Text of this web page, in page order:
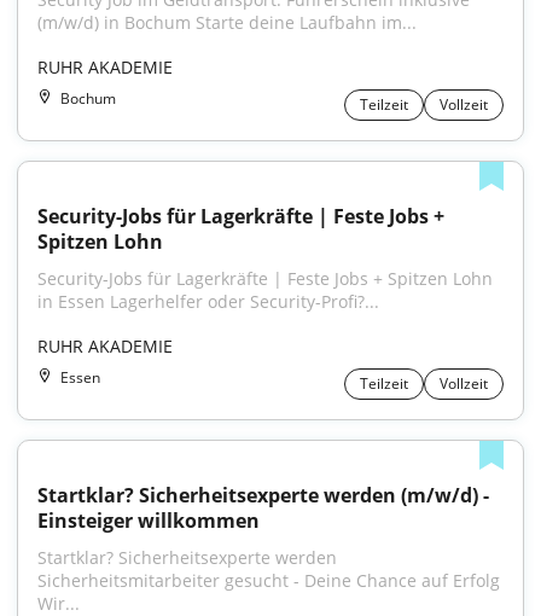
(m/w/d) in Bochum Starte deine Laufbahn im...
RUHR AKADEMIE
Bochum Teilzeit Vollzeit
Security-Jobs für Lagerkräfte | Feste Jobs +
Spitzen Lohn
Security-Jobs für Lagerkräfte | Feste Jobs + Spitzen Lohn
in Essen Lagerhelfer oder Security-Profi?...
RUHR AKADEMIE
Essen Teilzeit Vollzeit
Startklar? Sicherheitsexperte werden (m/w/d) -
Einsteiger willkommen
Startklar? Sicherheitsexperte werden
Sicherheitsmitarbeiter gesucht - Deine Chance auf Erfolg
Wir...